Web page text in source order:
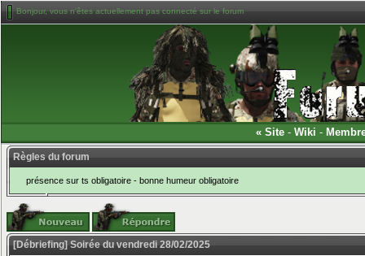
Bonjour, vous n'êtes actuellement pas connecté sur le forum
« Site - Wiki -
Règles du forum
présence sur ts obligatoire - bonne humeur obligatoire
[Débriefing] Soirée du vendredi 28/02/2025